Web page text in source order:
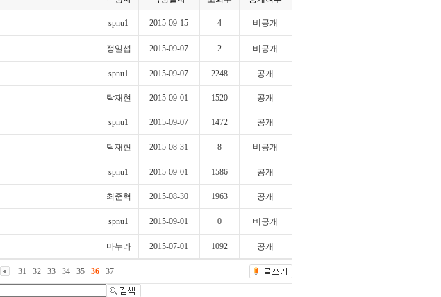
spnu1 2015-09-15 4 비공개
정일섭 2015-09-07 2 비공개
spnu1 2015-09-07 2248 공개
탁재현 2015-09-01 1520 공개
spnu1 2015-09-07 1472 공개
탁재현 2015-08-31 8 비공개
spnu1 2015-09-01 1586 공개
최준혁 2015-08-30 1963 공개
spnu1 2015-09-01 0 비공개
마누라 2015-07-01 1092 공개
31 32 33 34 35 36 37